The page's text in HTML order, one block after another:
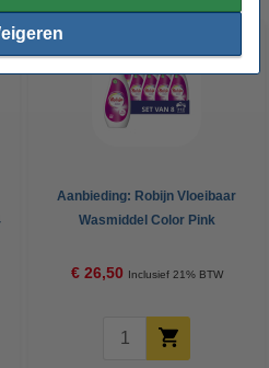
Aanbieding: Robijn Vloeibaar
Wasmiddel Color Pink
112 wasbeurten)
€ 26,50 Inclusief 21% BTW